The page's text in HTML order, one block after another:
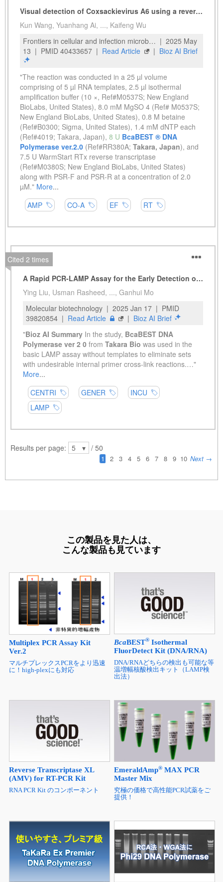
この製品を見た人は、
こんな製品も見ています
Multiplex PCR Assay Kit
Ver.2
マルチプレックスPCRをより迅速
に！high-plexにも対応
BcaBEST® Isothermal
FluorDetect Kit (DNA/RNA)
DNA/RNAどちらの検出も可能な等
温増幅核酸検出キット（LAMP検
出法）
Reverse Transcriptase XL
(AMV) for RT-PCR Kit
RNA PCR Kit のコンポーネント
EmeraldAmp® MAX PCR
Master Mix
究極の価格で高性能PCR試薬をご
提供！